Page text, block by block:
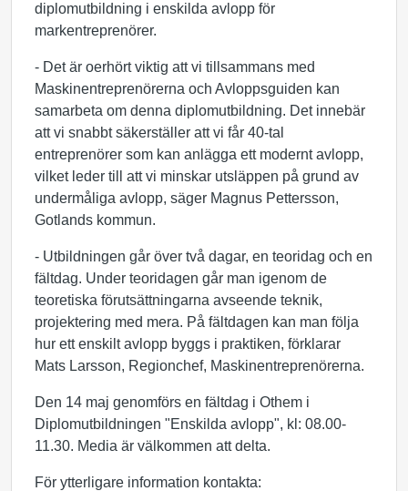
diplomutbildning i enskilda avlopp för
markentreprenörer.
­- Det är oerhört viktig att vi tillsammans med
Maskinentreprenörerna och Avloppsguiden kan
samarbeta om denna diplomutbildning. Det innebär
att vi snabbt säkerställer att vi får 40-tal
entreprenörer som kan anlägga ett modernt avlopp,
vilket leder till att vi minskar utsläppen på grund av
undermåliga avlopp, säger Magnus Pettersson,
Gotlands kommun.
­- Utbildningen går över två dagar, en teoridag och en
fältdag. Under teoridagen går man igenom de
teoretiska förutsättningarna avseende teknik,
projektering med mera. På fältdagen kan man följa
hur ett enskilt avlopp byggs i praktiken, förklarar
Mats Larsson, Regionchef, Maskinentreprenörerna.
Den 14 maj genomförs en fältdag i Othem i
Diplomutbildningen "Enskilda avlopp", kl: 08.00-
11.30. Media är välkommen att delta.
För ytterligare information kontakta: